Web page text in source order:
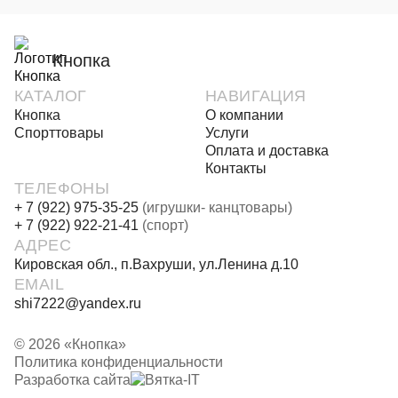
Кнопка
КАТАЛОГ
Кнопка
Спорттовары
НАВИГАЦИЯ
О компании
Услуги
Оплата и доставка
Контакты
ТЕЛЕФОНЫ
+ 7 (922) 975-35-25 (игрушки- канцтовары)
+ 7 (922) 922-21-41 (спорт)
АДРЕС
Кировская обл., п.Вахруши, ул.Ленина д.10
EMAIL
shi7222@yandex.ru
© 2026 «Кнопка»
Политика конфиденциальности
Разработка сайта